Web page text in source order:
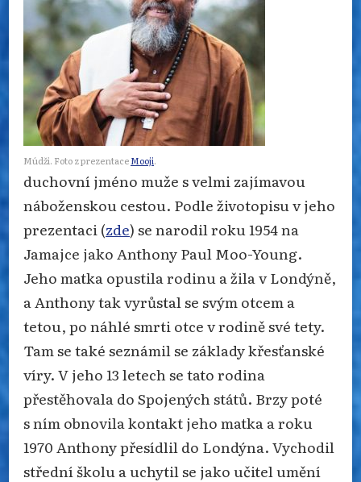
Múdži. Foto z prezentaceMooji.
duchovní jméno muže s velmi zajímavou
náboženskou cestou. Podle životopisu v jeho
prezentaci (zde) se narodil roku 1954 na
Jamajce jako Anthony Paul Moo-Young.
Jeho matka opustila rodinu a žila v Londýně,
a Anthony tak vyrůstal se svým otcem a
tetou, po náhlé smrti otce v rodině své tety.
Tam se také seznámil se základy křesťanské
víry. V jeho 13 letech se tato rodina
přestěhovala do Spojených států. Brzy poté
s ním obnovila kontakt jeho matka a roku
1970 Anthony přesídlil do Londýna. Vychodil
střední školu a uchytil se jako učitel umění